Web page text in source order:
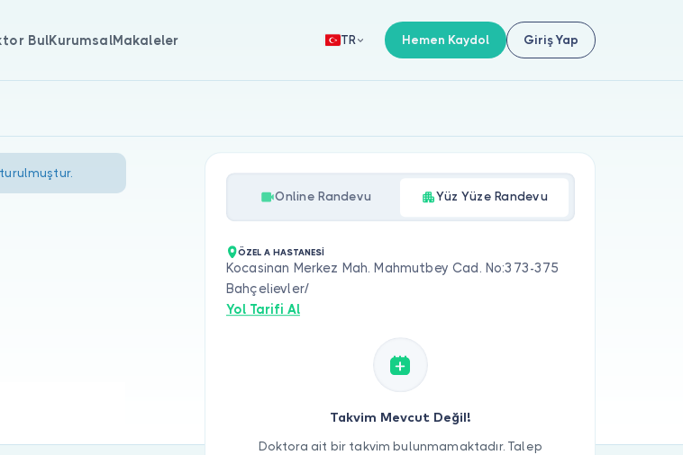
BulKurumsalMakaleler TR Hemen Kaydol Giriş Yap
Online Randevu Yüz Yüze Randevu
ÖZEL A HASTANESİ
Kocasinan Merkez Mah. Mahmutbey Cad. No:373-375
Bahçelievler/
Yol Tarifi Al
Takvim Mevcut Değil!
Doktora ait bir takvim bulunmamaktadır. Talep